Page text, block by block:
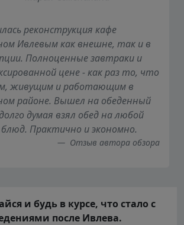
реконструкция кафе
Ивлевым как внешне, так и в
Полноценные завтраки и
цене - как раз то, что
живущим и работающим в
районе. Вышел на обеденный
думая взял обед на любой
блюд. Практично и экономно.
Отзыв автора обзора
и будь в курсе, что стало с
после Ивлева.